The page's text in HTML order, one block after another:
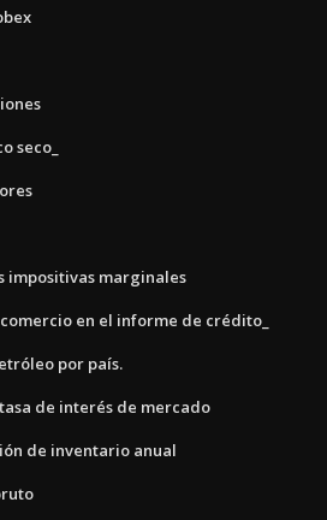
seco_
impositivas marginales
en el informe de crédito_
por país.
de interés de mercado
de inventario anual